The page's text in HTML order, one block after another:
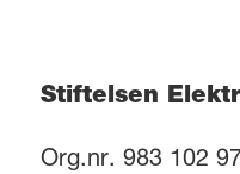
Stiftelsen
Org.nr. 983 102